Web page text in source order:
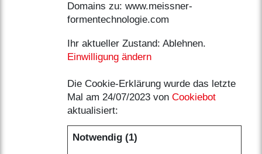
Domains zu: www.meissner-
formentechnologie.com
Ihr aktueller Zustand: Ablehnen.
Einwilligung ändern
Die Cookie-Erklärung wurde das letzte
Mal am 24/07/2023 von Cookiebot
aktualisiert:
Notwendig (1)